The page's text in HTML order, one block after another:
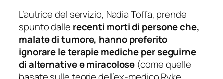
L’autrice del servizio, Nadia Toffa, prende
spunto dalle recenti morti di persone che,
malate di tumore, hanno preferito
ignorare le terapie mediche per seguirne
di alternative e miracolose (come quelle